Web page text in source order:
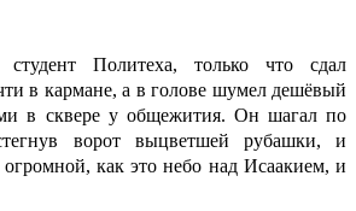
студент Политеха, только что сдал
в кармане, а в голове шумел дешёвый
в сквере у общежития. Он шагал по
ворот выцветшей рубашки, и
как это небо над Исаакием, и